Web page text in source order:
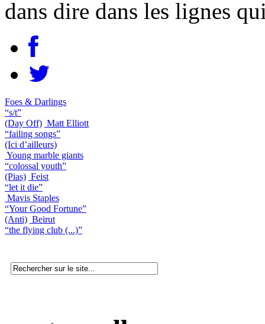
dans dire dans les lignes
Foes & Darlings
“s/t”
(Day Off) Matt Elliott
“failing songs”
(Ici d’ailleurs)
Young marble giants
“colossal youth”
(Pias) Feist
“let it die”
Mavis Staples
“Your Good Fortune”
(Anti) Beirut
“the flying club (...)”